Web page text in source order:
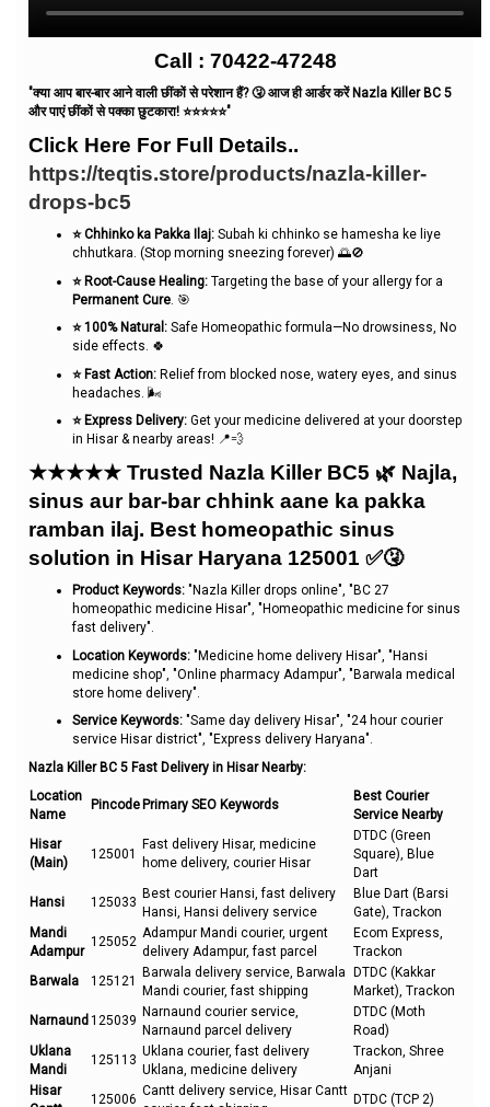
Call : 70422-47248
"क्या आप बार-बार आने वाली छींकों से परेशान हैं? 🤧 आज ही आर्डर करें Nazla Killer BC 5
और पाएं छींकों से पक्का छुटकारा! ⭐⭐⭐⭐⭐"
Click Here For Full Details..
https://teqtis.store/products/nazla-killer-
drops-bc5
⭐ Chhinko ka Pakka Ilaj: Subah ki chhinko se hamesha ke liye
chhutkara. (Stop morning sneezing forever) 🌅🚫
⭐ Root-Cause Healing: Targeting the base of your allergy for a
Permanent Cure . 🎯
⭐ 100% Natural: Safe Homeopathic formula—No drowsiness, No
side effects. 🍀
⭐ Fast Action: Relief from blocked nose, watery eyes, and sinus
headaches. 🌬️
⭐ Express Delivery: Get your medicine delivered at your doorstep
in Hisar & nearby areas! 📍💨
★★★★★ Trusted Nazla Killer BC5 🌿 Najla,
sinus aur bar-bar chhink aane ka pakka
ramban ilaj. Best homeopathic sinus
solution in Hisar Haryana 125001 ✅🤧
Product Keywords: "Nazla Killer drops online", "BC 27
homeopathic medicine Hisar", "Homeopathic medicine for sinus
fast delivery".
Location Keywords: "Medicine home delivery Hisar", "Hansi
medicine shop", "Online pharmacy Adampur", "Barwala medical
store home delivery".
Service Keywords: "Same day delivery Hisar", "24 hour courier
service Hisar district", "Express delivery Haryana".
Nazla Killer BC 5 Fast Delivery in Hisar Nearby:
Location
Name
Pincode Primary SEO Keywords
Best Courier
Service Nearby
Hisar
(Main)
125001
Fast delivery Hisar, medicine
home delivery, courier Hisar
DTDC (Green
Square), Blue
Dart
Hansi
125033
Best courier Hansi, fast delivery
Hansi, Hansi delivery service
Blue Dart (Barsi
Gate), Trackon
Mandi
Adampur
125052
Adampur Mandi courier, urgent
delivery Adampur, fast parcel
Ecom Express,
Trackon
Barwala
125121
Barwala delivery service, Barwala
Mandi courier, fast shipping
DTDC (Kakkar
Market), Trackon
Narnaund125039
Narnaund courier service,
Narnaund parcel delivery
DTDC (Moth
Road)
Uklana
Mandi
125113
Uklana courier, fast delivery
Uklana, medicine delivery
Trackon, Shree
Anjani
Hisar
125006
Cantt delivery service, Hisar Cantt
DTDC (TCP 2)